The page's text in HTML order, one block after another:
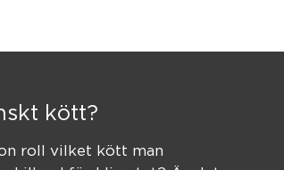
kött?
roll vilket kött man